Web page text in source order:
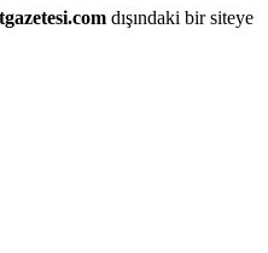
dışındaki bir siteye